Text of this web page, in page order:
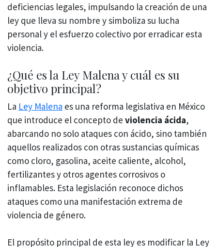
deficiencias legales, impulsando la creación de una
ley que lleva su nombre y simboliza su lucha
personal y el esfuerzo colectivo por erradicar esta
violencia.
¿Qué es la Ley Malena y cuál es su
objetivo principal?
La Ley Malena es una reforma legislativa en México
que introduce el concepto de violencia ácida,
abarcando no solo ataques con ácido, sino también
aquellos realizados con otras sustancias químicas
como cloro, gasolina, aceite caliente, alcohol,
fertilizantes y otros agentes corrosivos o
inflamables. Esta legislación reconoce dichos
ataques como una manifestación extrema de
violencia de género.
El propósito principal de esta ley es modificar la Ley